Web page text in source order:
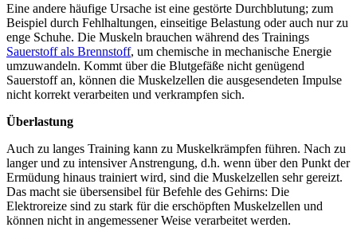
Eine andere häufige Ursache ist eine gestörte Durchblutung; zum
Beispiel durch Fehlhaltungen, einseitige Belastung oder auch nur zu
enge Schuhe. Die Muskeln brauchen während des Trainings
Sauerstoff als Brennstoff, um chemische in mechanische Energie
umzuwandeln. Kommt über die Blutgefäße nicht genügend
Sauerstoff an, können die Muskelzellen die ausgesendeten Impulse
nicht korrekt verarbeiten und verkrampfen sich.
Überlastung
Auch zu langes Training kann zu Muskelkrämpfen führen. Nach zu
langer und zu intensiver Anstrengung, d.h. wenn über den Punkt der
Ermüdung hinaus trainiert wird, sind die Muskelzellen sehr gereizt.
Das macht sie übersensibel für Befehle des Gehirns: Die
Elektroreize sind zu stark für die erschöpften Muskelzellen und
können nicht in angemessener Weise verarbeitet werden.